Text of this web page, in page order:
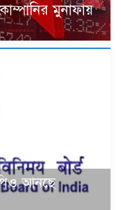
মুনাফায়
আনছে